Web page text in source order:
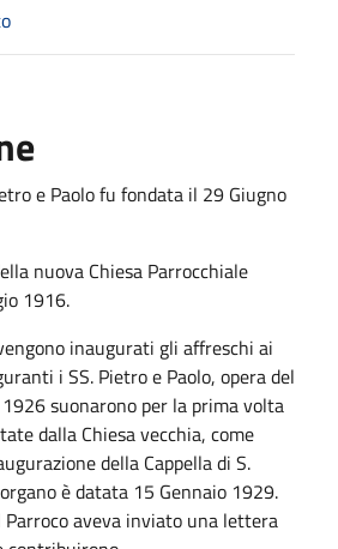
e Paolo fu fondata il 29 Giugno
nuova Chiesa Parrocchiale
1916.
inaugurati gli affreschi ai
i SS. Pietro e Paolo, opera del
suonarono per la prima volta
dalla Chiesa vecchia, come
della Cappella di S.
è datata 15 Gennaio 1929.
aveva inviato una lettera